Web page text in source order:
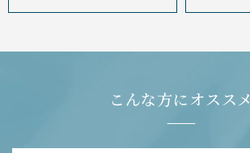
こんな方にオススメ